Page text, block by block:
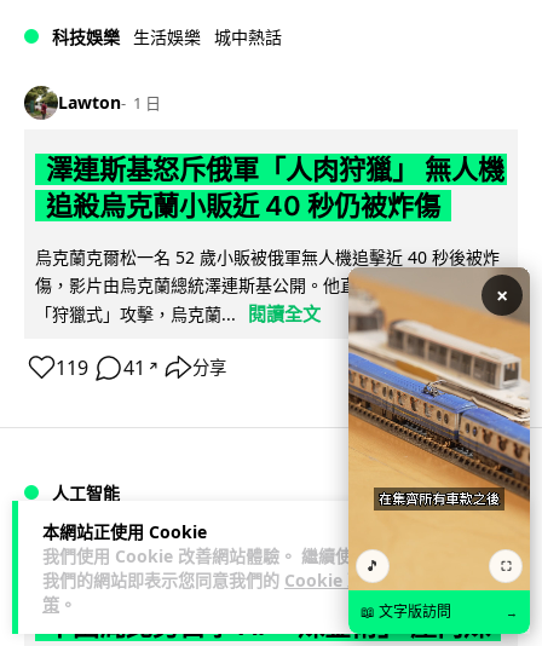
本網站正使用 Cookie
我們使用 Cookie 改善網站體驗。 繼續使用
我們的網站即表示您同意我們的 Cookie 政
策 。
科技娛樂 生活娛樂 城中熱話
Lawton 1 日
澤連斯基怒斥俄軍「人肉狩獵」 無人機
追殺烏克蘭小販近 40 秒仍被炸傷
烏克蘭克爾松一名 52 歲小販被俄軍無人機追擊近 40 秒後被炸
傷，影片由烏克蘭總統澤連斯基公開。他直斥俄軍對平民進行
「狩獵式」攻擊，烏克蘭...
閱讀全文
119 41 ↗ 分享
人工智能
Lawton 1 日
中國湖北男自學 AI 「煉金術」 屋內煉
×
🎵 ⛶
📖 文字版訪問 →